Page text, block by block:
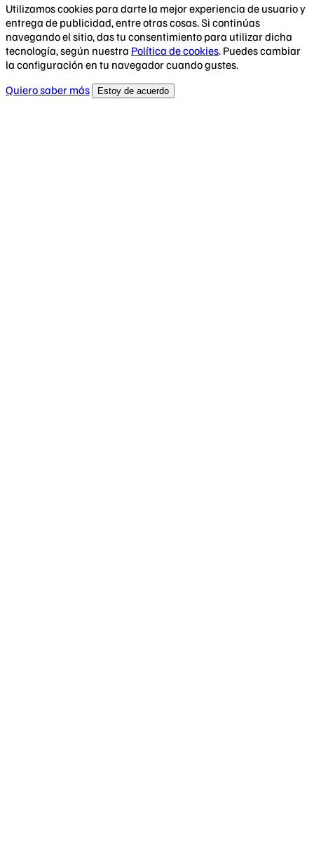
Utilizamos cookies para darte la mejor experiencia de usuario y
entrega de publicidad, entre otras cosas. Si continúas
navegando el sitio, das tu consentimiento para utilizar dicha
tecnología, según nuestra Política de cookies. Puedes cambiar
la configuración en tu navegador cuando gustes.
Quiero saber más
Estoy de acuerdo